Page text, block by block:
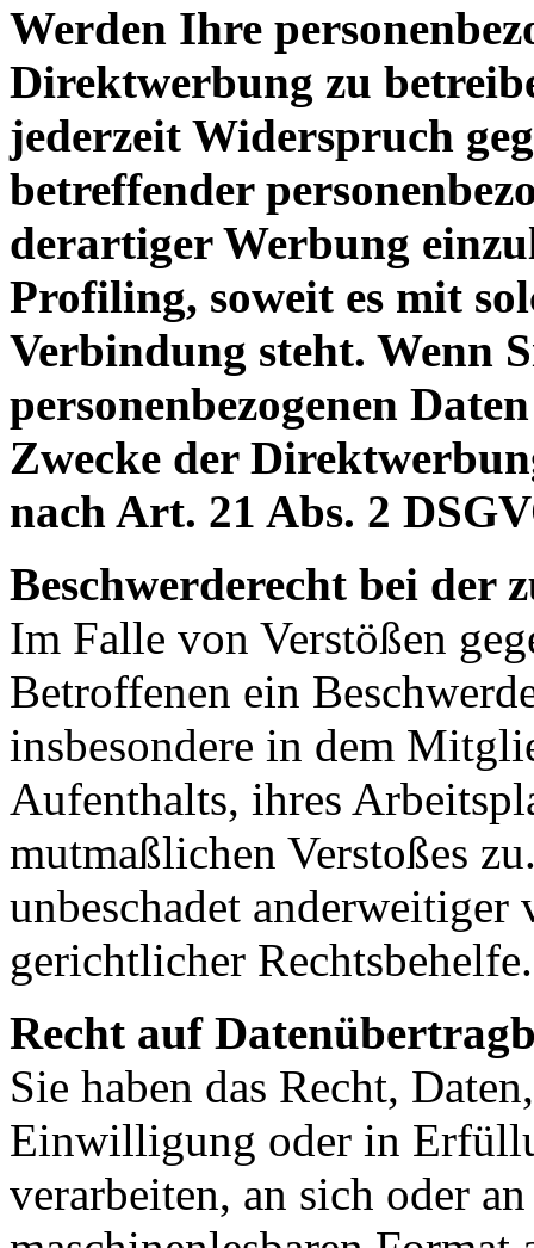
Werden Ihre
Direktwerbung zu
jederzeit Widerspruch
betreffender
derartiger Werbung
Profiling, soweit es mit
Verbindung steht. Wenn
personenbezogenen
Zwecke der
nach Art. 21 Abs. 2
Beschwerderecht bei der
Im Falle von Verstößen
Betroffenen ein
insbesondere in dem
Aufenthalts, ihres
mutmaßlichen Verstoßes
unbeschadet
gerichtlicher Rechtsbehelfe.
Recht auf
Sie haben das Recht,
Einwilligung oder in
verarbeiten, an sich oder